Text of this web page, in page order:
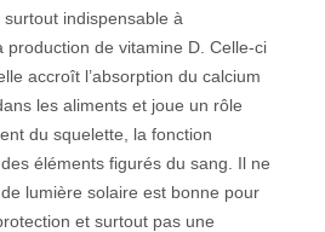
indispensable à
production de vitamine D. Celle-ci
accroît l’absorption du calcium
les aliments et joue un rôle
du squelette, la fonction
éléments figurés du sang. Il ne
lumière solaire est bonne pour
et surtout pas une